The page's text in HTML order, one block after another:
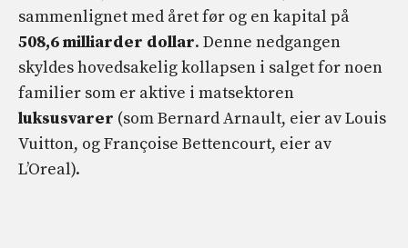
sammenlignet med året før og en kapital på
508,6 milliarder dollar. Denne nedgangen
skyldes hovedsakelig kollapsen i salget for noen
familier som er aktive i matsektoren
luksusvarer (som Bernard Arnault, eier av Louis
Vuitton, og Françoise Bettencourt, eier av
L’Oreal).